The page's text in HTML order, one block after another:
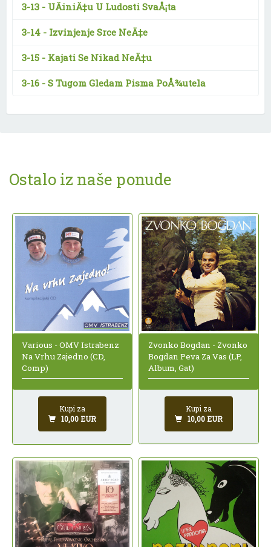
3-13 - UÄiniÄ‡u U Ludosti SvaÅ¡ta
3-14 - Izvinjenje Srce NeÄ‡e
3-15 - Kajati Se Nikad NeÄ‡u
3-16 - S Tugom Gledam Pisma PoÅ¾utela
Ostalo iz naše ponude
Various - OMV Istrabenz
Na Vrhu Zajedno (CD,
Comp)
Kupi za
10,00 EUR
Zvonko Bogdan - Zvonko
Bogdan Peva Za Vas (LP,
Album, Gat)
Kupi za
10,00 EUR